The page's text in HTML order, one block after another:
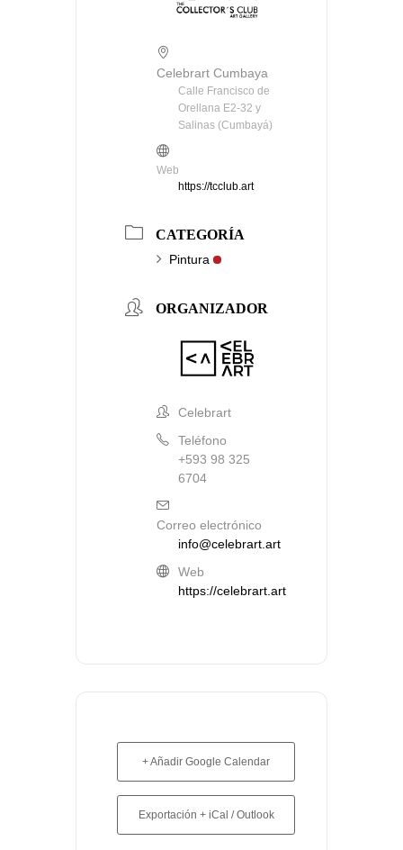
Celebrart Cumbaya
Calle Francisco de
Orellana E2-32 y
Salinas (Cumbayá)
Web
https://tcclub.art
CATEGORÍA
Pintura
ORGANIZADOR
Celebrart
Teléfono
+593 98 325
6704
Correo electrónico
info@celebrart.art
Web
https://celebrart.art
+ Añadir Google Calendar
Exportación + iCal / Outlook